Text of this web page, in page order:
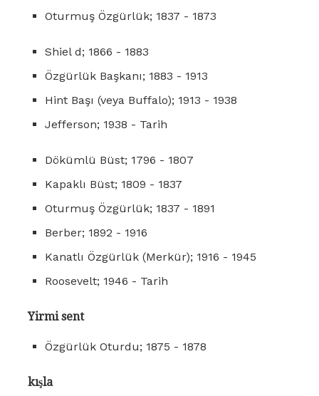
Oturmuş Özgürlük; 1837 - 1873
Shiel d; 1866 - 1883
Özgürlük Başkanı; 1883 - 1913
Hint Başı (veya Buffalo); 1913 - 1938
Jefferson; 1938 - Tarih
Dökümlü Büst; 1796 - 1807
Kapaklı Büst; 1809 - 1837
Oturmuş Özgürlük; 1837 - 1891
Berber; 1892 - 1916
Kanatlı Özgürlük (Merkür); 1916 - 1945
Roosevelt; 1946 - Tarih
Yirmi sent
Özgürlük Oturdu; 1875 - 1878
kışla